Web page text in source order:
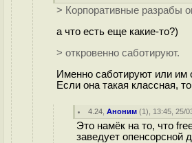
> Корпоративные разрабы
а что есть еще какие-то?)
> откровенно саботируют.
Именно саботируют или им
Если она такая классная,
4.24 ,Аноним (1), 13:45, 25/
Это намёк на то, что
заведует опенсорсной